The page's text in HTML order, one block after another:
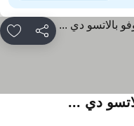
مشاركة
دي ...